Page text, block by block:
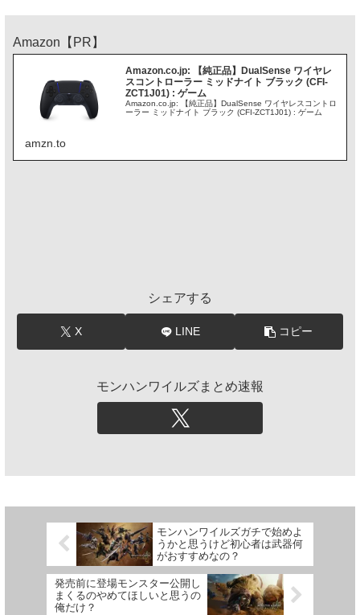
Amazon【PR】
Amazon.co.jp: 【純正品】DualSense ワイヤレ
スコントローラー ミッドナイト ブラック (CFI-
ZCT1J01) : ゲーム
Amazon.co.jp: 【純正品】DualSense ワイヤレスコントロ
ーラー ミッドナイト ブラック (CFI-ZCT1J01) : ゲーム
amzn.to
シェアする
X LINE コピー
モンハンワイルズまとめ速報
モンハンワイルズガチで始めよ
うかと思うけど初心者は武器何
がおすすめなの？
発売前に登場モンスター公開し
まくるのやめてほしいと思うの
俺だけ？